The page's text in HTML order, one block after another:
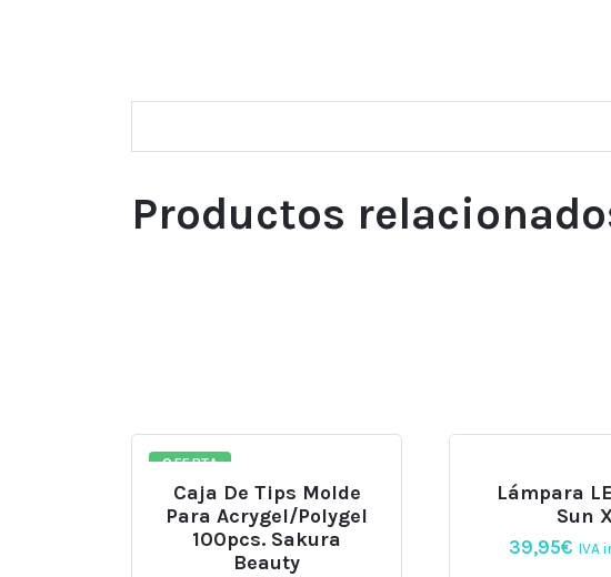
Productos
OFERTA
Caja De Tips Molde
Para Acrygel/polygel
100pcs. Sakura
Beauty
Lámpara
Sun
39,95€ IVA